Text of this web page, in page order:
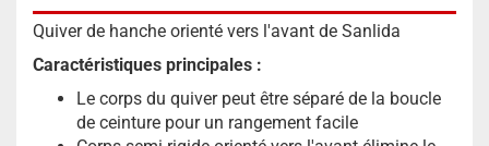
Quiver de hanche orienté vers l'avant de Sanlida
Caractéristiques principales :
Le corps du quiver peut être séparé de la boucle
de ceinture pour un rangement facile